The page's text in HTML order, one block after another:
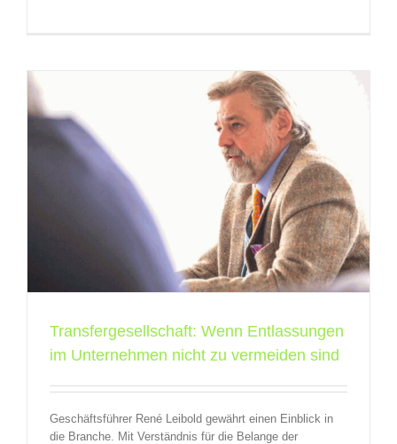
Transfergesellschaft: Wenn Entlassungen
im Unternehmen nicht zu vermeiden sind
Geschäftsführer René Leibold gewährt einen Einblick in
die Branche. Mit Verständnis für die Belange der